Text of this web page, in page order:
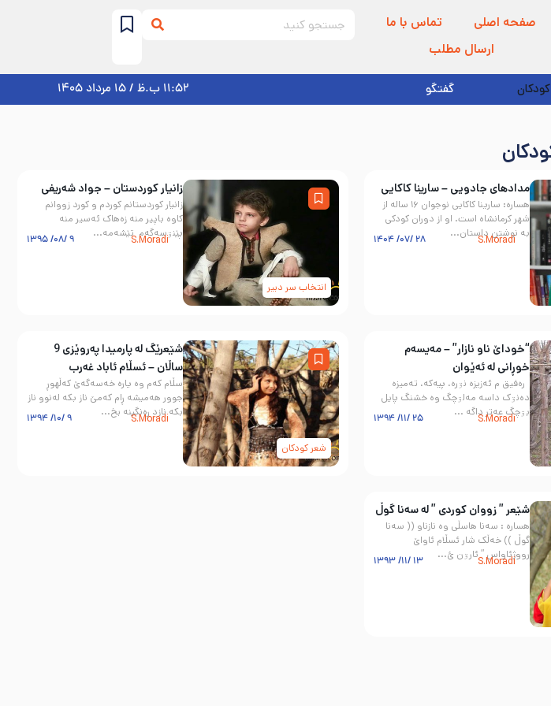
صفحه اصلی
تماس با ما
ارسال مطلب
کودکان گفتگو 11:52 ب.ظ / 15 مرداد 1405
مدادهای جادویی – سارینا کاکایی
هساره: سارینا کاکایی نوجوان ۱۶ ساله از
شهر کرمانشاه است. او از دوران کودکی
به نوشتن داستان...
S.Moradi ۲۸ /۰۷/ ۱۴۰۴
انتخاب سر دبیر
زانیار كوردستان – جواد شەریفی
زانیار كوردستانم كوردم و كورد زووانم
كاوه باپیر منه زه‌هاک ئه‌سیر منه
پێنۊسه‌گه‌م تێشه‌مه...
S.Moradi ۹ /۰۸/ ۱۳۹۵
“خوداێ ناو نازار” – مەیسەم
خوڕانی لە ئەێوان
ره‌فيق م ئه‌زيزه نۊره، پيه‌كه، ته‌ميزه
ده‌نۊک داسه مه‌لۊچگ وه خشنگ پايل
بۊچگ عە‌تر داگه ...
S.Moradi ۲۵ /۱۱/ ۱۳۹۴
شعر کودکان
شێعرێگ لە پارمیدا پەروێزی 9
ساڵان – ئسڵام ئاباد غەرب
سڵام کەم وە یارە خەسەگەێ کەڵهوڕ
جوور هەمیشە ڕام کەمێ ناز بکە لەنوو ناز
بکە نازد ڕەنگینە بخ...
S.Moradi ۹ /۱۰/ ۱۳۹۴
شێعر ” زووان کوردی ” لە سەنا گوڵ
هسارە : سەنا هاسڵی وە نازناو (( سەنا
گوڵ )) خەڵک شار ئسڵام ئاواێ
رووژئاواس ” ئارۊن ئ...
S.Moradi ۱۳ /۱۱/ ۱۳۹۳